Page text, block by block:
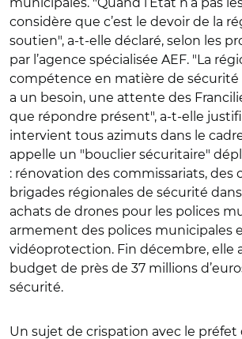
considère que c’est le devoir de la
soutien", a-t-elle déclaré, selon les
par l’agence spécialisée AEF. "La
compétence en matière de sécurité
a un besoin, une attente des
que répondre présent", a-t-elle
intervient tous azimuts dans le
appelle un "bouclier sécuritaire"
: rénovation des commissariats, des
brigades régionales de sécurité
achats de drones pour les polices
armement des polices municipales
vidéoprotection. Fin décembre, elle
budget de près de 37 millions
sécurité.
Un sujet de crispation avec le préfet